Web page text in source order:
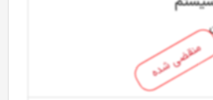
منقضی شده